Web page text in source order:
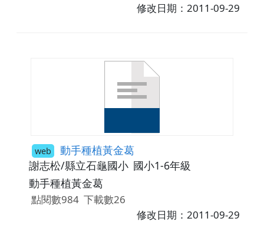
修改日期：2011-09-29
web 動手種植黃金葛
謝志松/縣立石龜國小 國小1-6年級
動手種植黃金葛
點閱數984 下載數26
修改日期：2011-09-29